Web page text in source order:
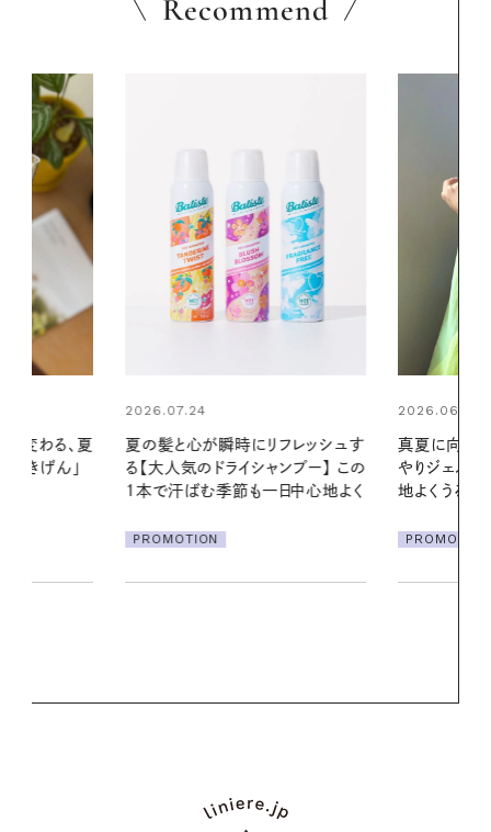
Recommend
レッシュす
プー】 この
2026.06.01
真夏に向けて、ハーブが香るひん
やりジェルと出合う。暑い季節に心
地よくうるおう、軽やかなボディケ
PROMOTION
2026.06.01
暑い夏のナイ
える夜の爽